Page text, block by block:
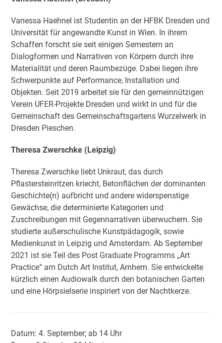
Vanessa Haehnel ist Studentin an der HFBK Dresden und
Universität für angewandte Kunst in Wien. In ihrem
Schaffen forscht sie seit einigen Semestern an
Dialogformen und Narrativen von Körpern durch ihre
Materialität und deren Raumbezüge. Dabei liegen ihre
Schwerpunkte auf Performance, Installation und
Objekten. Seit 2019 arbeitet sie für den gemeinnützigen
Verein UFER-Projekte Dresden und wirkt in und für die
Gemeinschaft des Gemeinschaftsgartens Wurzelwerk in
Dresden Pieschen.
Theresa Zwerschke (Leipzig)
Theresa Zwerschke liebt Unkraut, das durch
Pflastersteinritzen kriecht, Betonflächen der dominanten
Geschichte(n) aufbricht und andere widerspenstige
Gewächse, die determinierte Kategorien und
Zuschreibungen mit Gegennarrativen überwuchern. Sie
studierte außerschulische Kunstpädagogik, sowie
Medienkunst in Leipzig und Amsterdam. Ab September
2021 ist sie Teil des Post Graduate Programms „Art
Practice“ am Dutch Art Institut, Arnhem. Sie entwickelte
kürzlich einen Audiowalk durch den botanischen Garten
und eine Hörpsielserie inspiriert von der Nachtkerze.
Datum: 4. September; ab 14 Uhr